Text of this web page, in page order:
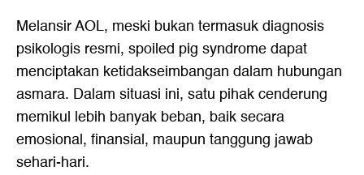
Melansir AOL, meski bukan termasuk diagnosis
psikologis resmi, spoiled pig syndrome dapat
menciptakan ketidakseimbangan dalam hubungan
asmara. Dalam situasi ini, satu pihak cenderung
memikul lebih banyak beban, baik secara
emosional, finansial, maupun tanggung jawab
sehari-hari.